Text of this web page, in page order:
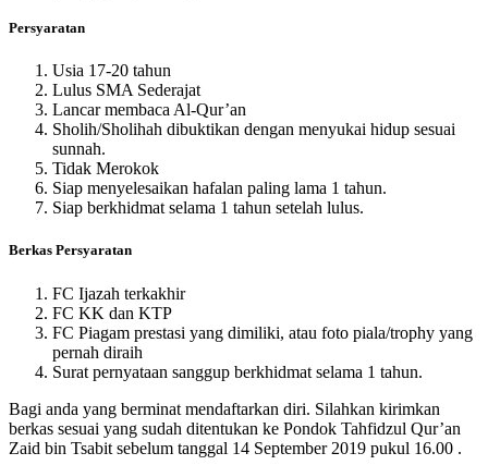
Persyaratan
Usia 17-20 tahun
Lulus SMA Sederajat
Lancar membaca Al-Qur’an
Sholih/Sholihah dibuktikan dengan menyukai hidup sesuai
sunnah.
Tidak Merokok
Siap menyelesaikan hafalan paling lama 1 tahun.
Siap berkhidmat selama 1 tahun setelah lulus.
Berkas Persyaratan
FC Ijazah terkakhir
FC KK dan KTP
FC Piagam prestasi yang dimiliki, atau foto piala/trophy yang
pernah diraih
Surat pernyataan sanggup berkhidmat selama 1 tahun.
Bagi anda yang berminat mendaftarkan diri. Silahkan kirimkan
berkas sesuai yang sudah ditentukan ke Pondok Tahfidzul Qur’an
Zaid bin Tsabit sebelum tanggal 14 September 2019 pukul 16.00 .